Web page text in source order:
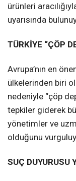
ürünleri
uyarısında
TÜRKİYE “ÇÖP
Avrupa’nın en
ülkelerinden biri
nedeniyle “çöp
tepkiler giderek
yönetimler ve
olduğunu
SUÇ DUYURUSU